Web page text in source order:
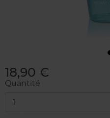
18,90 €
Quantité
1